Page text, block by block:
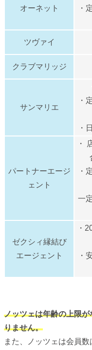
オーネット
・
ツヴァイ
クラブマリッジ
サンマリエ
・
・
パートナーエージ
ェント
・
・
一
ゼクシィ縁結び
エージェント
・
・
ノッツェは年齢の上限
りません。
また、ノッツェは会員